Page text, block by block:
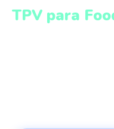
TPV para